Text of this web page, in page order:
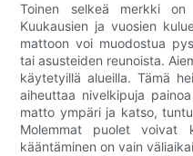
Toinen selkeä merkki on
Kuukausien ja vuosien
mattoon voi muodostua
tai asusteiden reunoista.
käytetyillä alueilla. Tämä
aiheuttaa nivelkipuja
matto ympäri ja katso,
Molemmat puolet voivat
kääntäminen on vain